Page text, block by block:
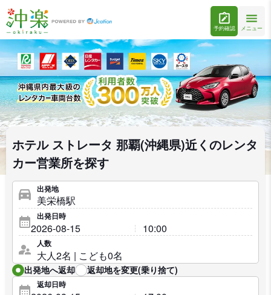
予約確認 メニュー
ホテル ストレータ 那覇(沖縄県)近くのレンタ
カー営業所を探す
出発地
出発日時
人数
出発地へ返却 返却地を変更(乗り捨て)
返却日時